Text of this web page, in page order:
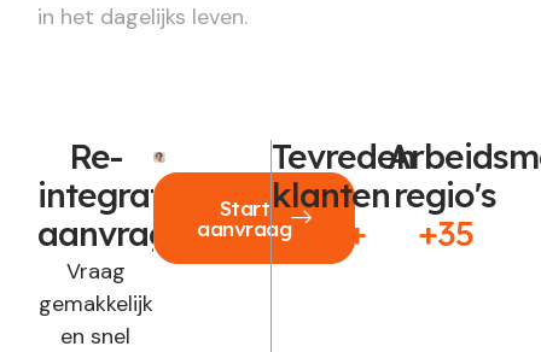
in het dagelijks leven.
Re-
integratie
aanvragen?
Vraag
gemakkelijk
en snel
Start
aanvraag
Tevreden
klanten
250+
regio's
+35